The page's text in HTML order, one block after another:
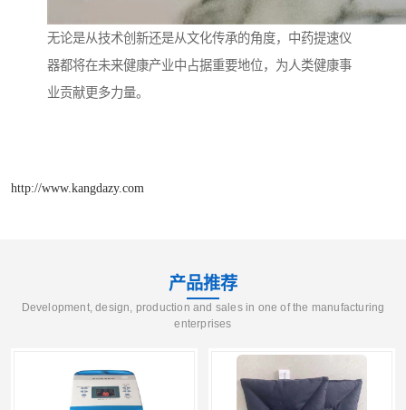
无论是从技术创新还是从文化传承的角度，中药提速仪
器都将在未来健康产业中占据重要地位，为人类健康事
业贡献更多力量。
http://www.kangdazy.com
产品推荐
Development, design, production and sales in one of the manufacturing
enterprises